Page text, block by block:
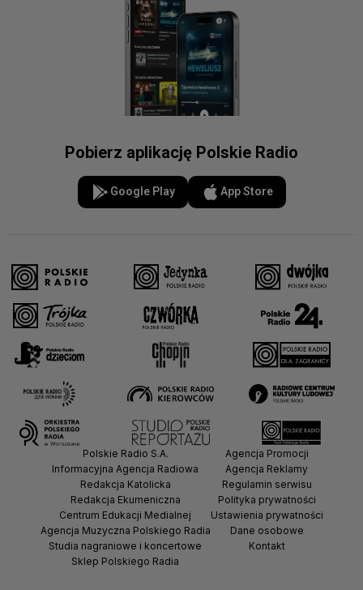
Pobierz aplikację Polskie Radio
Google Play App Store
Polskie Radio S.A.
Informacyjna Agencja Radiowa
Redakcja Katolicka
Redakcja Ekumeniczna
Centrum Edukacji Medialnej
Agencja Muzyczna Polskiego Radia
Studia nagraniowe i koncertowe
Sklep Polskiego Radia
Agencja Promocji
Agencja Reklamy
Regulamin serwisu
Polityka prywatności
Ustawienia prywatności
Dane osobowe
Kontakt